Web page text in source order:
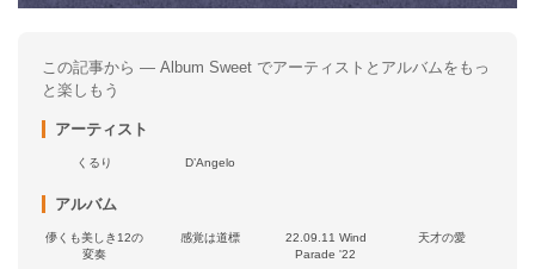
この記事から — Album Sweet でアーティストとアルバムをもっ
と楽しもう
アーティスト
くるり D’Angelo
アルバム
儚くも美しき12の
変奏
感覚は道標
22.09.11 Wind
Parade '22
天才の愛